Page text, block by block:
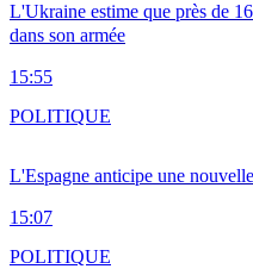
L'Ukraine estime que près de
dans son armée
15:55
L'Espagne anticipe une
15:07
POLITIQUE
POLITIQUE